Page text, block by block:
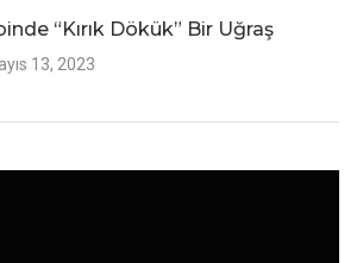
“Kırık Dökük” Bir Uğraş
13, 2023